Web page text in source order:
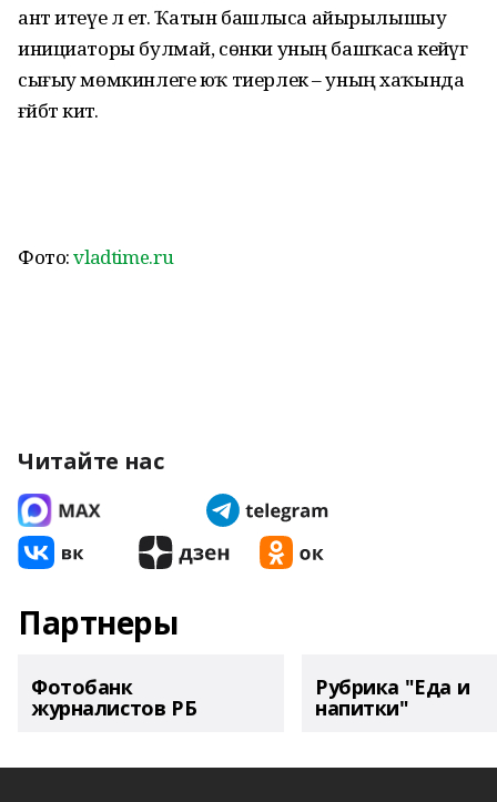
ант итеүе лә етә. Ҡатын башлыса айырылышыу
инициаторы булмай, сөнки уның башҡаса кейәүгә
сығыу мөмкинлеге юҡ тиерлек – уның хаҡында
ғәйбәт китә.
Фото:vladtime.ru
Читайте нас
Партнеры
Фотобанк
журналистов РБ
Рубрика "Еда и
напитки"